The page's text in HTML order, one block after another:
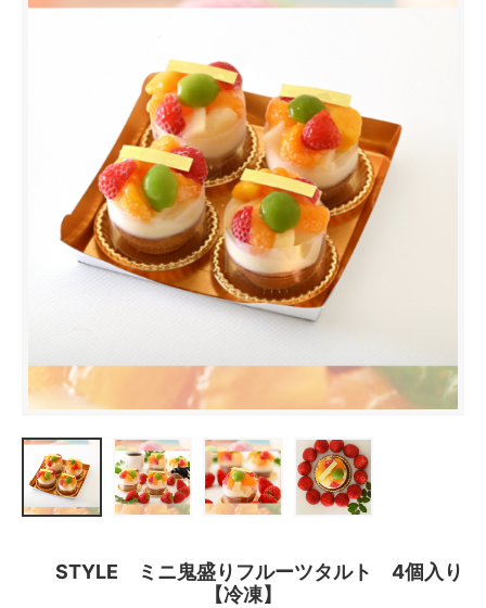
STYLE ミニ鬼盛りフルーツタルト 4個入り
【冷凍】